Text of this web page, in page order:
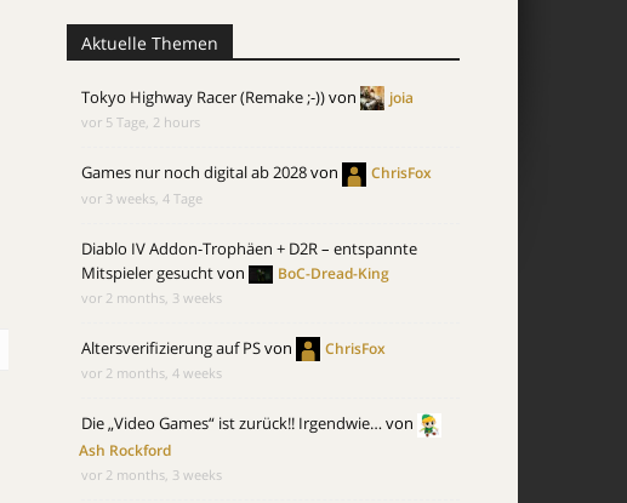
Aktuelle Themen
Tokyo Highway Racer (Remake ;-))von joia
vor 5 Tage, 2 hours
Games nur noch digital ab 2028von ChrisFox
vor 3 weeks, 4 Tage
Diablo IV Addon-Trophäen + D2R – entspannte
Mitspieler gesuchtvon BoC-Dread-King
vor 2 months, 3 weeks
Altersverifizierung auf PSvon ChrisFox
vor 2 months, 4 weeks
Die „Video Games“ ist zurück!! Irgendwie…von
Ash Rockford
vor 2 months, 3 weeks